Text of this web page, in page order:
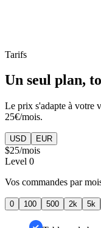
Tarifs
Un seul plan,
Le prix s'adapte à votre
25€/mois.
USD EUR
$25/mois
Level 0
Vos commandes par
0 100 500 2k 5k